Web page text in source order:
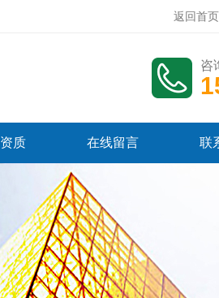
返回首页
咨
质 在线留言 联